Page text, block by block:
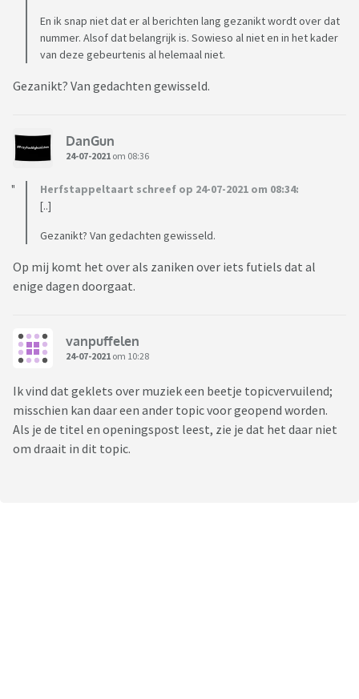
En ik snap niet dat er al berichten lang gezanikt wordt over dat
nummer. Alsof dat belangrijk is. Sowieso al niet en in het kader
van deze gebeurtenis al helemaal niet.
Gezanikt? Van gedachten gewisseld.
DanGun
24-07-2021 om 08:36
Herfstappeltaart schreef op 24-07-2021 om 08:34:
[..]
Gezanikt? Van gedachten gewisseld.
Op mij komt het over als zaniken over iets futiels dat al
enige dagen doorgaat.
vanpuffelen
24-07-2021 om 10:28
Ik vind dat geklets over muziek een beetje topicvervuilend;
misschien kan daar een ander topic voor geopend worden.
Als je de titel en openingspost leest, zie je dat het daar niet
om draait in dit topic.